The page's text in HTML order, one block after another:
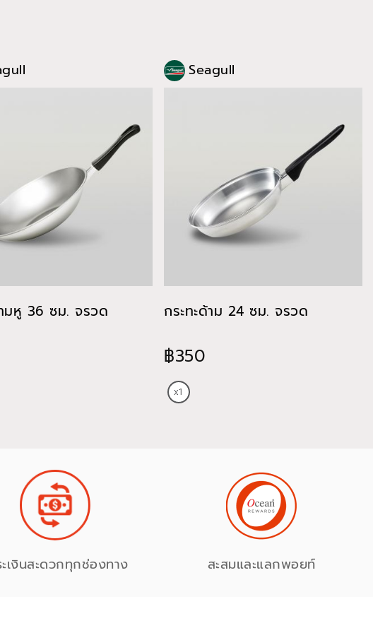
มหู 36 ซม. จรวด
Seagull
กระทะด้าม 24 ซม. จรวด
฿350
เงินสะดวกทุกช่องทาง สะสมและแลกพอยท์